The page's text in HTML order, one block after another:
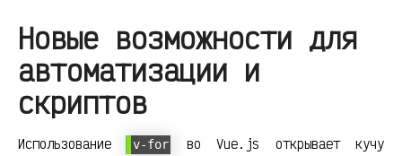
Новые возможности для
автоматизации и
скриптов
Использование v-for
во Vue.js открывает кучу